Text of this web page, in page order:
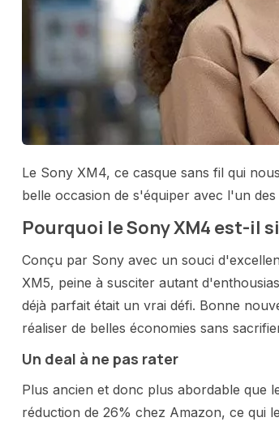
Le Sony XM4, ce casque sans fil qui
belle occasion de s'équiper avec l'un
Pourquoi le Sony XM4 est-il
Conçu par Sony avec un souci
XM5, peine à susciter autant
déjà parfait était un vrai défi. Bonne
réaliser de belles économies sans
Un deal à ne pas rater
Plus ancien et donc plus abordable que
réduction de 26% chez Amazon, ce qui